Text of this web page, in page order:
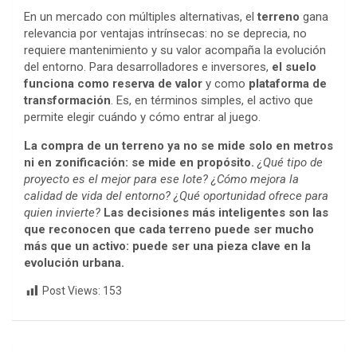
En un mercado con múltiples alternativas, elterreno gana
relevancia por ventajas intrínsecas: no se deprecia, no
requiere mantenimiento y su valor acompaña la evolución
del entorno. Para desarrolladores e inversores, el suelo
funciona como reserva de valor y como plataforma de
transformación. Es, en términos simples, el activo que
permite elegir cuándo y cómo entrar al juego.
La compra de un terreno ya no se mide solo en metros
ni en zonificación: se mide en propósito. ¿Qué tipo de
proyecto es el mejor para ese lote? ¿Cómo mejora la
calidad de vida del entorno? ¿Qué oportunidad ofrece para
quien invierte? Las decisiones más inteligentes son las
que reconocen que cada terreno puede ser mucho
más que un activo: puede ser una pieza clave en la
evolución urbana.
Post Views: 153